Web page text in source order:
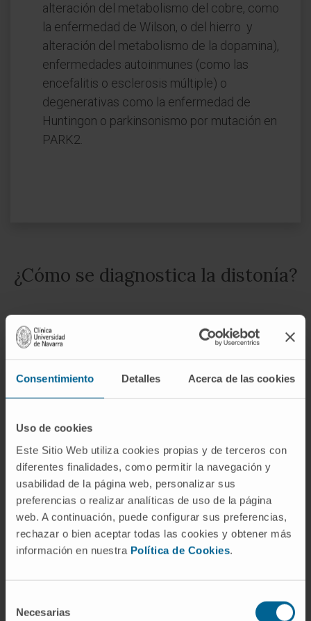
Consentimiento Detalles Acerca de las cookies
Uso de cookies
Este Sitio Web utiliza cookies propias y de terceros con
diferentes finalidades, como permitir la navegación y
usabilidad de la página web, personalizar sus
preferencias o realizar analíticas de uso de la página
web. A continuación, puede configurar sus preferencias,
rechazar o bien aceptar todas las cookies y obtener más
información en nuestra Política de Cookies.
Necesarias
alteración del metabolismo del cobre, como
la enfermedad de Wilson, o del hierro y
alteración del metabolismo de la dopamina),
enfermedades autoinmunes (como las
encefalitis o esclerosis múltiple) o
degenerativas como la enfermedad de
Huntingon o parkinsonismo por mutación en
PARK2.
¿Cómo se diagnostica la distonía?
distonía es clínico.
presenta el paciente y su evolución. Junto a la
recogida en la historia de posibles factores
desencadenantes y la historia personal y
familiar, hay que realizar una exploración
neurológica especializada.
La realización de un estudio electromiográfico
mostrará el patrón característico de las